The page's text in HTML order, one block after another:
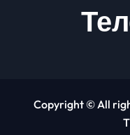
Copyright © All